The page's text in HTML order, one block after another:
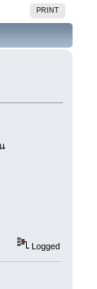
PRINT
Logged